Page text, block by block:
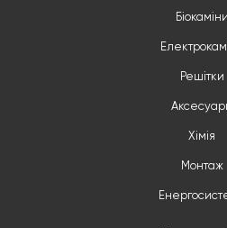
Біокаміни
Решітки
Хімія
Монтаж